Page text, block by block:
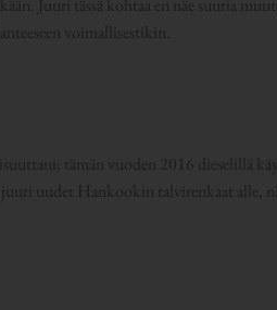
Juuri tässä kohtaa en näe suuria
voimallisestikin.
tämän vuoden 2016 dieselillä
uudet Hankookin talvirenkaat alle,